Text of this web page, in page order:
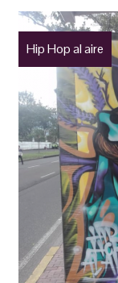
Hip Hop al aire